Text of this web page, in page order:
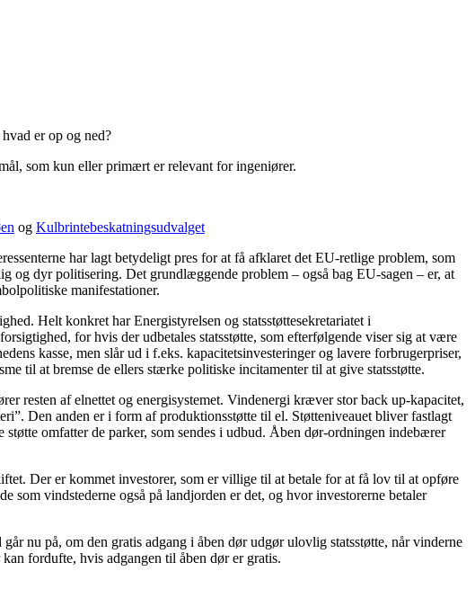
er op og ned?
som kun eller primært er relevant for ingeniører.
og Kulbrintebeskatningsudvalget
har lagt betydeligt pres for at få afklaret det EU-retlige problem, som
og dyr politisering. Det grundlæggende problem – også bag EU-sagen – er, at
manifestationer.
Helt konkret har Energistyrelsen og statsstøttesekretariatet i
for hvis der udbetales statsstøtte, som efterfølgende viser sig at være
kasse, men slår ud i f.eks. kapacitetsinvesteringer og lavere forbrugerpriser,
til at bremse de ellers stærke politiske incitamenter til at give statsstøtte.
resten af elnettet og energisystemet. Vindenergi kræver stor back up-kapacitet,
Den anden er i form af produktionsstøtte til el. Støtteniveauet bliver fastlagt
omfatter de parker, som sendes i udbud. Åben dør-ordningen indebærer
Der er kommet investorer, som er villige til at betale for at få lov til at opføre
som vindstederne også på landjorden er det, og hvor investorerne betaler
nu på, om den gratis adgang i åben dør udgør ulovlig statsstøtte, når vinderne
fordufte, hvis adgangen til åben dør er gratis.